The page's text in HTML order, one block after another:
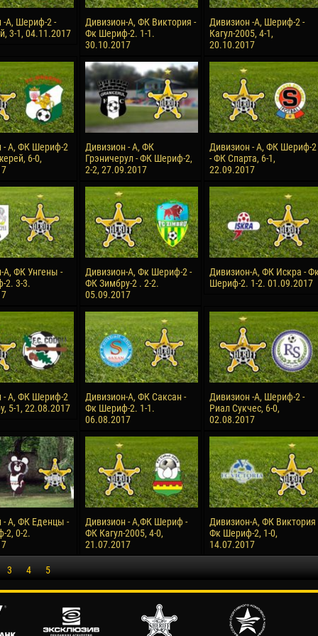
-А, Шериф-2 -
3-1, 04.11.2017
Дивизион-А, ФК Виктория -
Фк Шериф-2. 1-1.
30.10.2017
Дивизион -А, Шериф-2 -
Кагул-2005, 4-1,
20.10.2017
- А, ФК Шериф-2
6-0,
Дивизион - А, ФК
Грэничерул - ФК Шериф-2,
2-2, 27.09.2017
Дивизион - А, ФК Шериф-2
- ФК Спарта, 6-1,
22.09.2017
А, ФК Унгены -
2. 3-3.
Дивизион-А, Фк Шериф-2 -
ФК Зимбру-2 . 2-2.
05.09.2017
Дивизион-А, ФК Искра -
Шериф-2. 1-2. 01.09.2017
- А, ФК Шериф-2
5-1, 22.08.2017
Дивизион-А, ФК Саксан -
Фк Шериф-2. 1-1.
06.08.2017
Дивизион -А, Шериф-2 -
Риал Сукчес, 6-0,
02.08.2017
- А, ФК Еденцы -
2, 0-2.
Дивизион - А,ФК Шериф -
ФК Кагул-2005, 4-0,
21.07.2017
Дивизион-А, ФК Виктория
Фк Шериф-2, 1-0,
14.07.2017
3 4 5